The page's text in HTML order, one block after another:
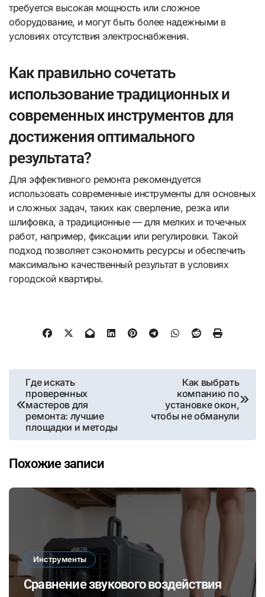
требуется высокая мощность или сложное
оборудование, и могут быть более надежными в
условиях отсутствия электроснабжения.
Как правильно сочетать
использование традиционных и
современных инструментов для
достижения оптимального
результата?
Для эффективного ремонта рекомендуется
использовать современные инструменты для основных
и сложных задач, таких как сверление, резка или
шлифовка, а традиционные — для мелких и точечных
работ, например, фиксации или регулировки. Такой
подход позволяет сэкономить ресурсы и обеспечить
максимально качественный результат в условиях
городской квартиры.
Навигация
по
записям
Где искать
проверенных
мастеров для
ремонта: лучшие
площадки и методы
Как выбрать
компанию по
установке окон,
чтобы не обманули
Похожие записи
Инструменты
Сравнение звукового воздействия